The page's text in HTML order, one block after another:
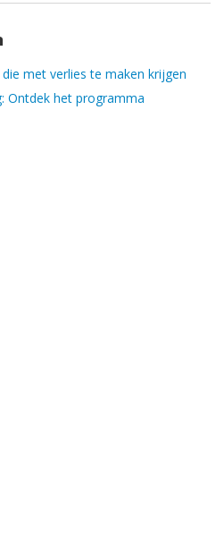
met verlies te maken krijgen
Ontdek het programma